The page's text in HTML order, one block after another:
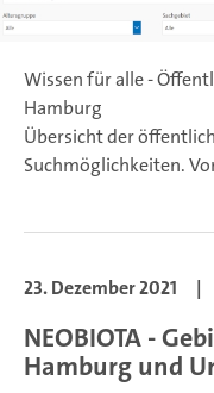
Wissen für alle -
Hamburg
Übersicht der
Suchmöglichkeiten.
23. Dezember 2021 |
NEOBIOTA -
Hamburg und